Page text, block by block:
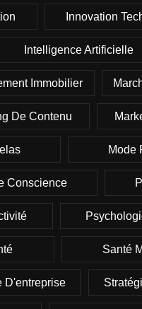
Innovation
Intelligence Artificielle
Immobilier
De Contenu
Mode
Conscience
Santé
D'entreprise